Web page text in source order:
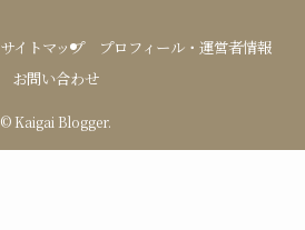
サイトマップ
プロフィール・運営者情報
お問い合わせ
© Kaigai Blogger.